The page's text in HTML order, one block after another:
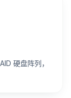
硬盘阵列，